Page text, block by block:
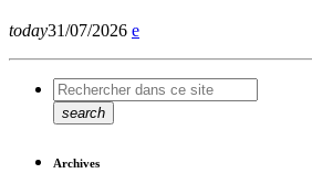
today31/07/2026
search
Archives